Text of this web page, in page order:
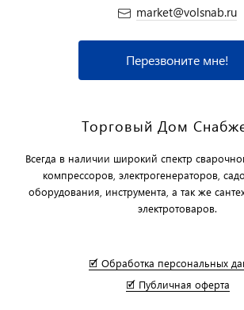
market@volsnab.ru
Перезвоните мне!
Торговый Дом
Всегда в наличии широкий спектр
компрессоров, электрогенераторов,
оборудования, инструмента, а так же
электротоваров.
🗹 Обработка персональных
🗹 Публичная оферта